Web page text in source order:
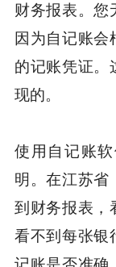
财务报表。您
因为自记账会
的记账凭证。
现的。
使用自记账
明。在江苏省
到财务报表，
看不到每张银